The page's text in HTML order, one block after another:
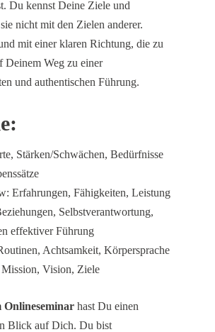
Du kennst Deine Ziele und
nicht mit den Zielen anderer.
mit einer klaren Richtung, die zu
Deinem Weg zu einer
und authentischen Führung.
Stärken/Schwächen, Bedürfnisse
Erfahrungen, Fähigkeiten, Leistung
Selbstverantwortung,
effektiver Führung
Achtsamkeit, Körpersprache
Vision, Ziele
Onlineseminar hast Du einen
Blick auf Dich. Du bist